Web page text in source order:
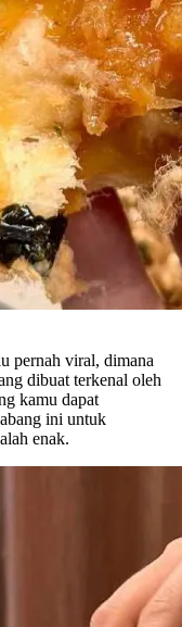
pernah viral, dimana
dibuat terkenal oleh
kamu dapat
ini untuk
enak.